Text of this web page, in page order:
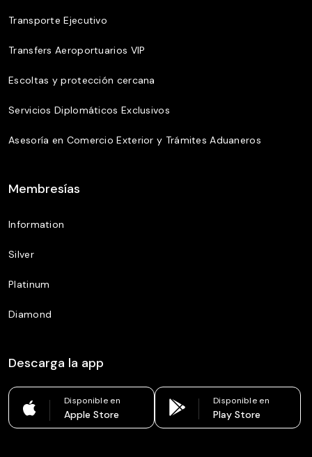
Transporte Ejecutivo
Transfers Aeroportuarios VIP
Escoltas y protección cercana
Servicios Diplomáticos Exclusivos
Asesoría en Comercio Exterior y Trámites Aduaneros
Membresías
Information
Silver
Platinum
Diamond
Descarga la app
Disponible en
Apple Store
Disponible en
Play Store